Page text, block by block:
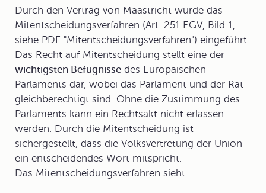
Durch den Vertrag von Maastricht wurde das
Mitentscheidungsverfahren (Art. 251 EGV, Bild 1,
siehe PDF "Mitentscheidungsverfahren") eingeführt.
Das Recht auf Mitentscheidung stellt eine der
wichtigsten Befugnisse des Europäischen
Parlaments dar, wobei das Parlament und der Rat
gleichberechtigt sind. Ohne die Zustimmung des
Parlaments kann ein Rechtsakt nicht erlassen
werden. Durch die Mitentscheidung ist
sichergestellt, dass die Volksvertretung der Union
ein entscheidendes Wort mitspricht.
Das Mitentscheidungsverfahren sieht